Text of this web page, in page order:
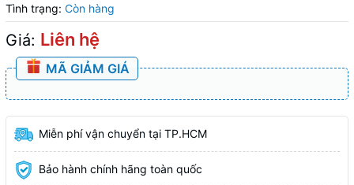
Tình trạng: Còn hàng
Giá: Liên hệ
MÃ GIẢM GIÁ
Miễn phí vận chuyển tại TP.HCM
Bảo hành chính hãng toàn quốc